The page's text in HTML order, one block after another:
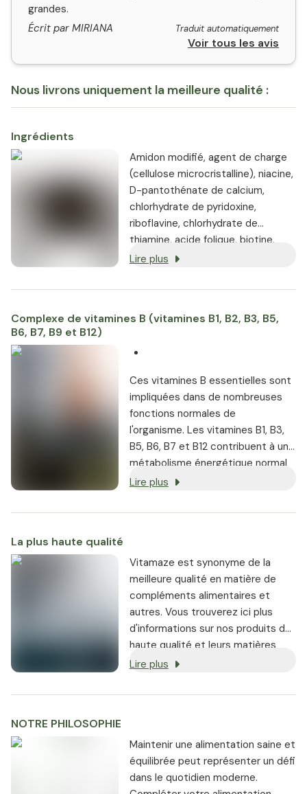
grandes.
Écrit par MIRIANA
Traduit automatiquement
Voir tous les avis
Nous livrons uniquement la meilleure qualité :
Ingrédients
Amidon modifié, agent de charge
(cellulose microcristalline), niacine,
D-pantothénate de calcium,
chlorhydrate de pyridoxine,
riboflavine, chlorhydrate de
thiamine, acide folique, biotine,
méthylcobalamine.
Lire plus
Complexe de vitamines B (vitamines B1, B2, B3, B5,
B6, B7, B9 et B12)
Ces vitamines B essentielles sont
impliquées dans de nombreuses
fonctions normales de
l'organisme. Les vitamines B1, B3,
B5, B6, B7 et B12 contribuent à un
métabolisme énergétique normal
[4]. Les vitamines B1, B2, B3, B6, B7
fonctionnement normal du
Lire plus
La plus haute qualité
Vitamaze est synonyme de la
meilleure qualité en matière de
compléments alimentaires et
autres. Vous trouverez ici plus
d'informations sur nos produits de
haute qualité et leurs matières
premières.
Lire plus
NOTRE PHILOSOPHIE
Maintenir une alimentation saine et
équilibrée peut représenter un défi
dans le quotidien moderne.